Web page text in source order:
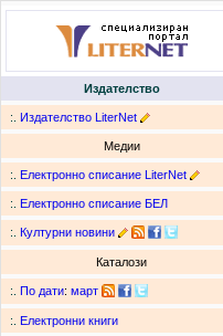
Издателство
:. Издателство LiterNet
Медии
:. Електронно списание LiterNet
:. Електронно списание БЕЛ
:. Културни новини
Каталози
:. По дати: март
:. Електронни книги